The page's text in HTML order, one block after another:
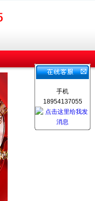
手机
18954137055